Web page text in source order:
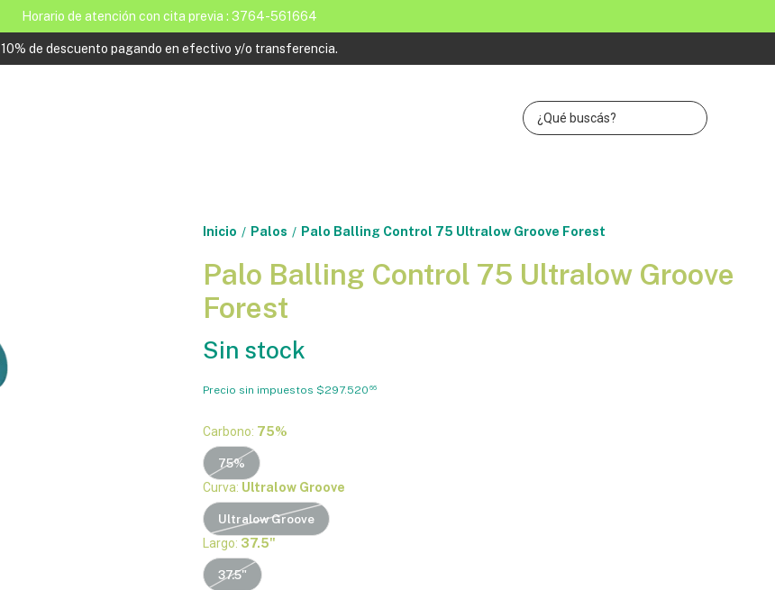
Horario de atención con cita previa : 3764-561664
10% de descuento pagando en efectivo y/o transferencia.
Inicio / Palos / Palo Balling Control 75 Ultralow Groove Forest
Palo Balling Control 75 Ultralow Groove
Forest
Sin stock
Precio sin impuestos $297.520 66
Carbono: 75%
75%
Curva: Ultralow Groove
Ultralow Groove
Largo: 37.5"
37.5"